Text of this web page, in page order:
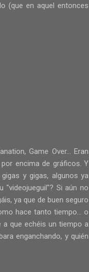
(que en aquel entonces
Game Over... Eran
encima de gráficos. Y
y gigas, algunos ya
"videojueguil"? Si aún no
ya que de buen seguro
hace tanto tiempo... o
que echéis un tiempo a
enganchando, y quién